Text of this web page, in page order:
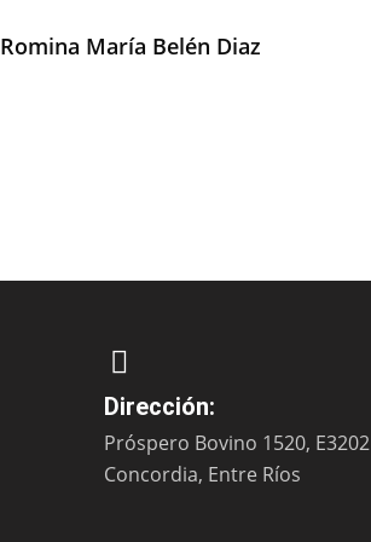
Romina María Belén Diaz
Dirección:
Próspero Bovino 1520, E3202
Concordia, Entre Ríos